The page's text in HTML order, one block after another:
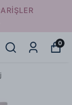
0